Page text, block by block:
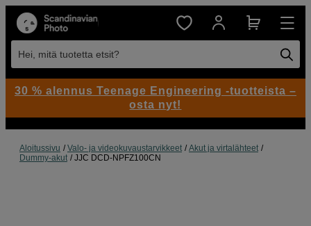
Hei, mitä tuotetta etsit?
Aloitussivu Valo- ja videokuvaustarvikkeet
Akut ja virtalähteet
Dummy-akut
JJC DCD-NPFZ100CN
30 % alennus Teenage Engineering -tuotteista –
osta nyt!